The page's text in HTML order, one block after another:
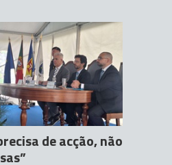
de acção, não